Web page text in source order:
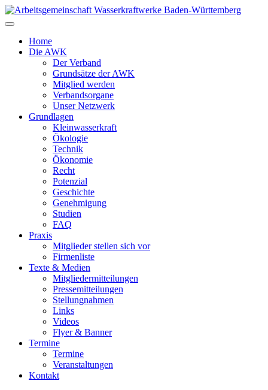
Zum
Inhalt
Home
Die AWK
Der Verband
Grundsätze der AWK
Mitglied werden
Verbandsorgane
Unser Netzwerk
Grundlagen
Kleinwasserkraft
Ökologie
Technik
Ökonomie
Recht
Potenzial
Geschichte
Genehmigung
Studien
FAQ
Praxis
Mitglieder stellen sich vor
Firmenliste
Texte & Medien
Mitgliedermitteilungen
Pressemitteilungen
Stellungnahmen
Links
Videos
Flyer & Banner
Termine
Termine
Veranstaltungen
Kontakt